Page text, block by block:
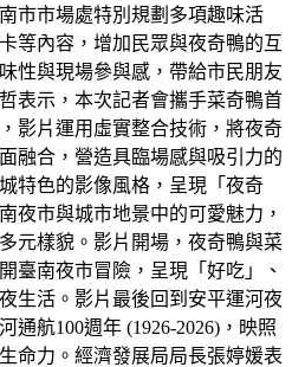
市市場處特別規劃多項趣味活
等內容，增加民眾與夜奇鴨的互
性與現場參與感，帶給市民朋友
表示，本次記者會攜手菜奇鴨首
影片運用虛實整合技術，將夜奇
融合，營造具臨場感與吸引力的
特色的影像風格，呈現「夜奇
夜市與城市地景中的可愛魅力，
元樣貌。影片開場，夜奇鴨與菜
臺南夜市冒險，呈現「好吃」、
生活。影片最後回到安平運河夜
通航100週年 (1926-2026)，映照
命力。經濟發展局局長張婷媛表